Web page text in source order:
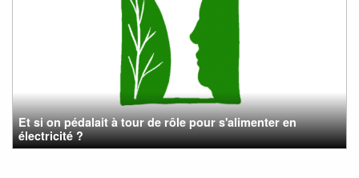
Et si on pédalait à tour de rôle pour s'alimenter en
électricité ?